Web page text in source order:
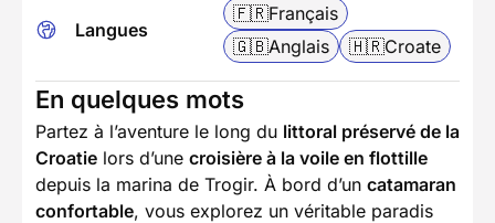
Langues
🇫🇷Français
🇬🇧Anglais 🇭🇷Croate
En quelques mots
Partez à l’aventure le long du littoral préservé de la
Croatie lors d’une croisière à la voile en flottille
depuis la marina de Trogir. À bord d’un catamaran
confortable, vous explorez un véritable paradis